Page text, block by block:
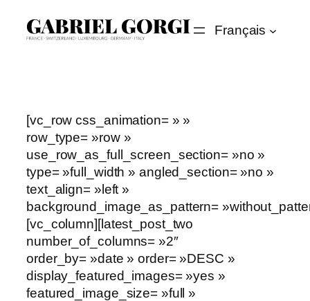
Français
[vc_row css_animation= » »
row_type= »row »
use_row_as_full_screen_section= »no »
type= »full_width » angled_section= »no »
text_align= »left »
background_image_as_pattern=
[vc_column][latest_post_two
number_of_columns= »2″
order_by= »date » order= »DESC »
display_featured_images= »yes »
featured_image_size= »full »